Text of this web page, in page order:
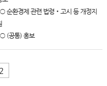
○ 순환경제 관련 법령‧고시 등 개정지
○ (공통) 홍보
2